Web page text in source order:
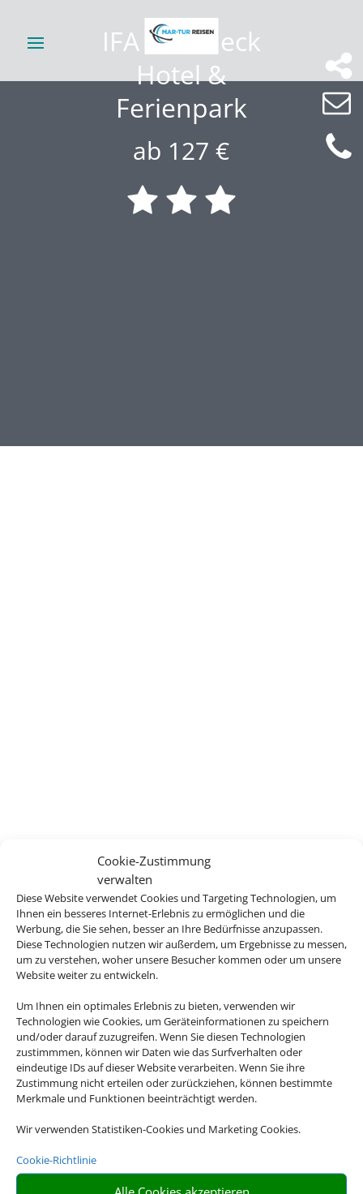
Cookie-Zustimmung
verwalten
Diese Website verwendet Cookies und Targeting Technologien, um
Ihnen ein besseres Internet-Erlebnis zu ermöglichen und die
Werbung, die Sie sehen, besser an Ihre Bedürfnisse anzupassen.
Diese Technologien nutzen wir außerdem, um Ergebnisse zu messen,
um zu verstehen, woher unsere Besucher kommen oder um unsere
Website weiter zu entwickeln.
Um Ihnen ein optimales Erlebnis zu bieten, verwenden wir
Technologien wie Cookies, um Geräteinformationen zu speichern
und/oder darauf zuzugreifen. Wenn Sie diesen Technologien
zustimmmen, können wir Daten wie das Surfverhalten oder
eindeutige IDs auf dieser Website verarbeiten. Wenn Sie ihre
Zustimmung nicht erteilen oder zurückziehen, können bestimmte
Merkmale und Funktionen beeinträchtigt werden.
Wir verwenden Statistiken-Cookies und Marketing Cookies.
Cookie-Richtlinie
IFA Schöneck
Hotel &
Ferienpark
ab 127 €